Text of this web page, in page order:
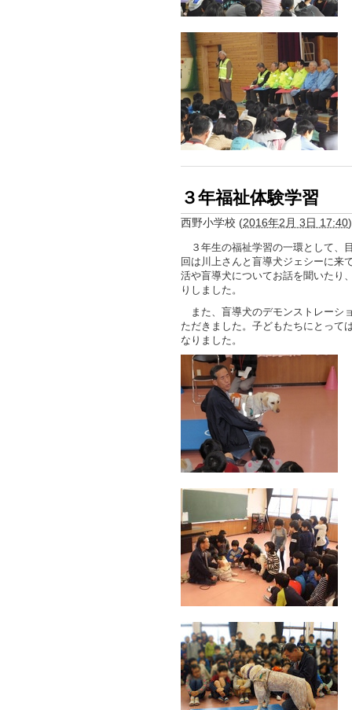
３年福祉体験学習
西野小学校 (2016年2月 3日 17:40)
３年生の福祉学習の一環として、
回は川上さんと盲導犬ジェシーに来
活や盲導犬についてお話を聞いたり
りしました。
また、盲導犬のデモンストレーシ
ただきました。子どもたちにとって
なりました。